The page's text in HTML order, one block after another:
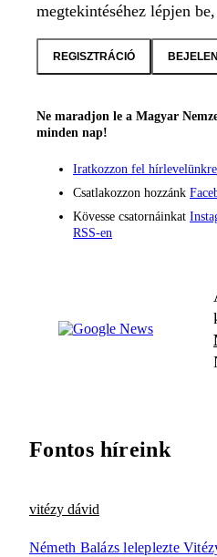
megtekintéséhez lépjen
REGISZTRÁCIÓ
Ne maradjon le a Magyar
minden nap!
Iratkozzon fel hírlevelünkre
Csatlakozzon hozzánk
Kövesse csatornáinkat
RSS-en
Fontos híreink
vitézy dávid
Németh Balázs leleplezte